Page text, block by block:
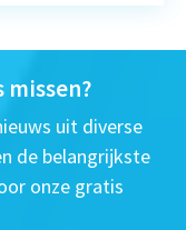
missen?
uit diverse
de belangrijkste
onze gratis